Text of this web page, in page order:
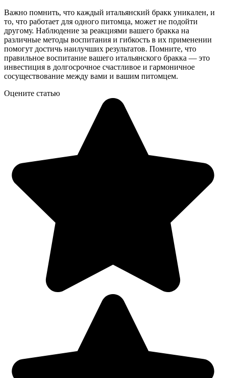
Важно помнить, что каждый итальянский бракк уникален, и
то, что работает для одного питомца, может не подойти
другому. Наблюдение за реакциями вашего бракка на
различные методы воспитания и гибкость в их применении
помогут достичь наилучших результатов. Помните, что
правильное воспитание вашего итальянского бракка — это
инвестиция в долгосрочное счастливое и гармоничное
сосуществование между вами и вашим питомцем.
Оцените статью